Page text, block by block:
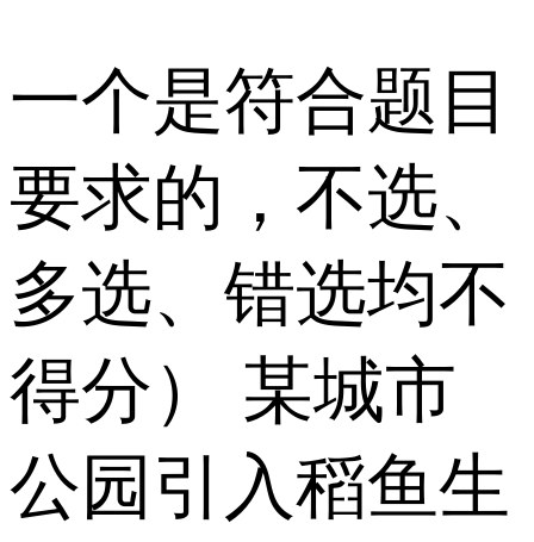
一个是符合题目
要求的，不选、
多选、错选均不
得分） 某城市
公园引入稻鱼生